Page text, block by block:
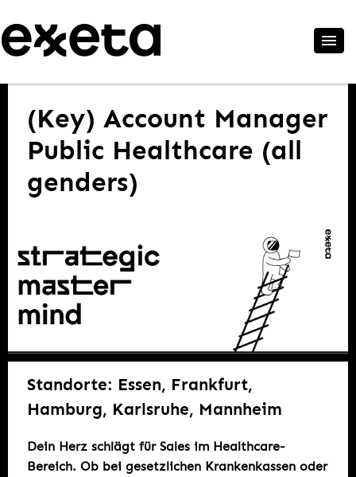
(Key) Account Manager
Public Healthcare (all
genders)
Standorte: Essen, Frankfurt,
Hamburg, Karlsruhe, Mannheim
Dein Herz schlägt für Sales im Healthcare-
Bereich. Ob bei gesetzlichen Krankenkassen oder